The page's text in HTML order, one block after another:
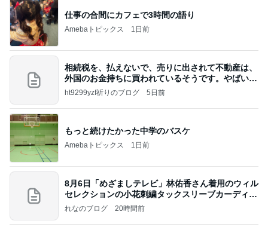
仕事の合間にカフェで3時間の語り
Amebaトピックス 1日前
相続税を、払えないで、売りに出されて不動産は、
外国のお金持ちに買われているそうです。やばいで
すよ
ht9299yzf祈りのブログ 5日前
もっと続けたかった中学のバスケ
Amebaトピックス 1日前
8月6日「めざましテレビ」林佑香さん着用のウィル
セレクションの小花刺繍タックスリーブカーディガ
ン
れなのブログ 20時間前